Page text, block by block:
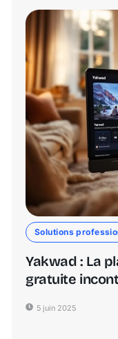
Solutions
Yakwad : La
gratuite
5 juin 2025